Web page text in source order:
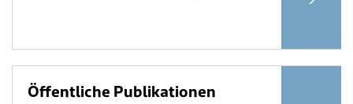
Öffentliche Publikationen